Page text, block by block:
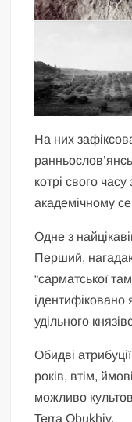
На них
котрі свого
академічному
Одне з
Перший,
“сарматської
ідентифіковано
удільного
Обидві
років, втім,
можливо
Terra Obukhiv.